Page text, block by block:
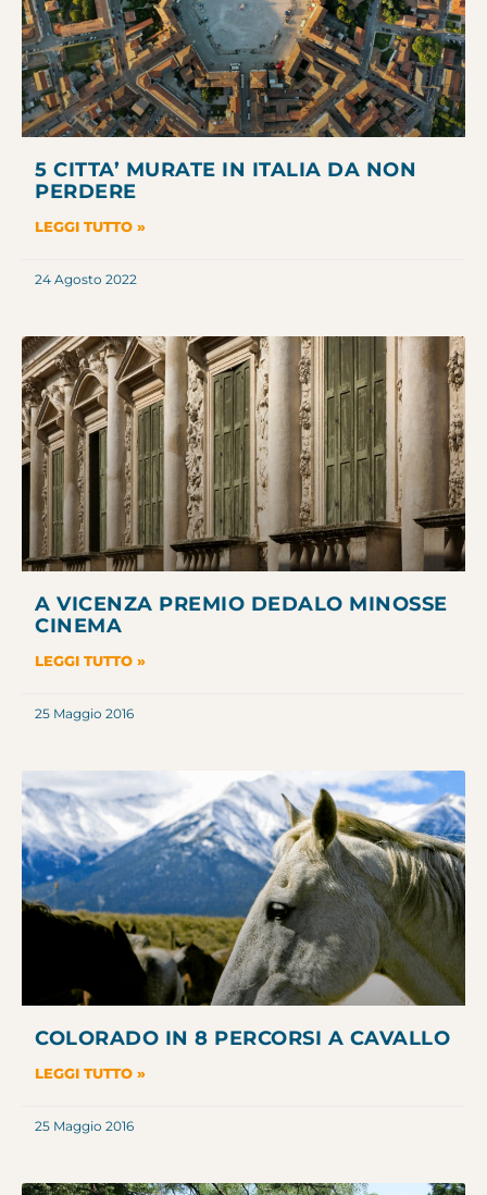
5 CITTA’ MURATE IN ITALIA DA NON
PERDERE
LEGGI TUTTO »
24 Agosto 2022
A VICENZA PREMIO DEDALO MINOSSE
CINEMA
LEGGI TUTTO »
25 Maggio 2016
COLORADO IN 8 PERCORSI A CAVALLO
LEGGI TUTTO »
25 Maggio 2016